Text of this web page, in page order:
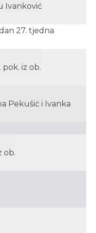
Ivanković
27. tjedna
pok. iz ob.
Pekušić i Ivanka
ob.